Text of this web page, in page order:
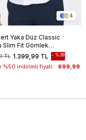
4
Yaka Düz Classic
Slim Fit Gömlek
1.399,99 TL
TL %39
%50 indirimli fiyatı:
699,99